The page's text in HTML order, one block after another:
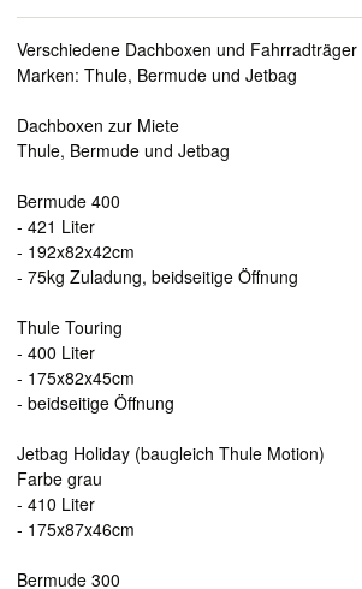
Verschiedene Dachboxen und
Marken: Thule, Bermude und Jetbag
Dachboxen zur Miete
Thule, Bermude und Jetbag
Bermude 400
- 421 Liter
- 192x82x42cm
- 75kg Zuladung, beidseitige Öffnung
Thule Touring
- 400 Liter
- 175x82x45cm
- beidseitige Öffnung
Jetbag Holiday (baugleich Thule Motion)
Farbe grau
- 410 Liter
- 175x87x46cm
Bermude 300